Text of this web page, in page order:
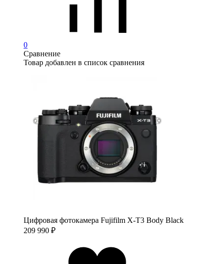
0
Сравнение
Товар добавлен в список сравнения
Цифровая фотокамера Fujifilm X-T3 Body Black
209 990 ₽